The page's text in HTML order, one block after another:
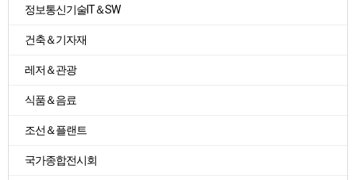
정보통신기술IT＆SW
건축＆기자재
레저＆관광
식품＆음료
조선＆플랜트
국가종합전시회